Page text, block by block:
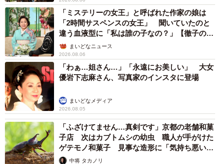
「ミステリーの女王」と呼ばれた作家の娘は
「2時間サスペンスの女王」 聞いていたのと
違う血液型に「私は誰の子なの？」【徹子の部
屋】まいどなニュース
2026.08.06
「わぁ…姐さん…」「永遠にお美しい」 大女
優岩下志麻さん、写真家のインスタに登場
まいどなメディア
2026.08.05
「ふざけてません…真剣です」京都の老舗和菓
子店 次はカブトムシの幼虫 職人が手がけた
ゲテモノ和菓子 見事な造形に「気持ち悪いく
らいリアル」
中将 タカノリ